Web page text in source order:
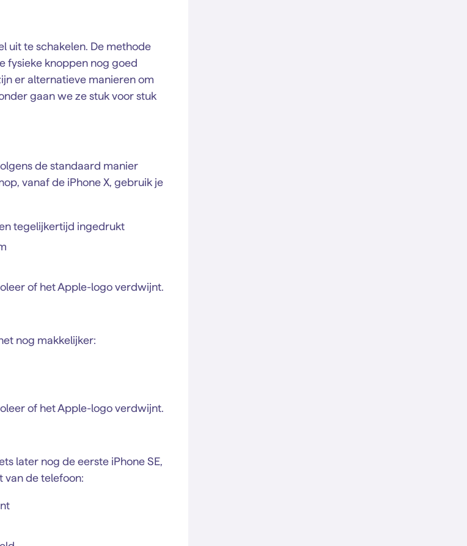
uit te schakelen. De methode
fysieke knoppen nog goed
er alternatieve manieren om
gaan we ze stuk voor stuk
de standaard manier
vanaf de iPhone X, gebruik je
tegelijkertijd ingedrukt
of het Apple-logo verdwijnt.
nog makkelijker:
of het Apple-logo verdwijnt.
later nog de eerste iPhone SE,
van de telefoon: